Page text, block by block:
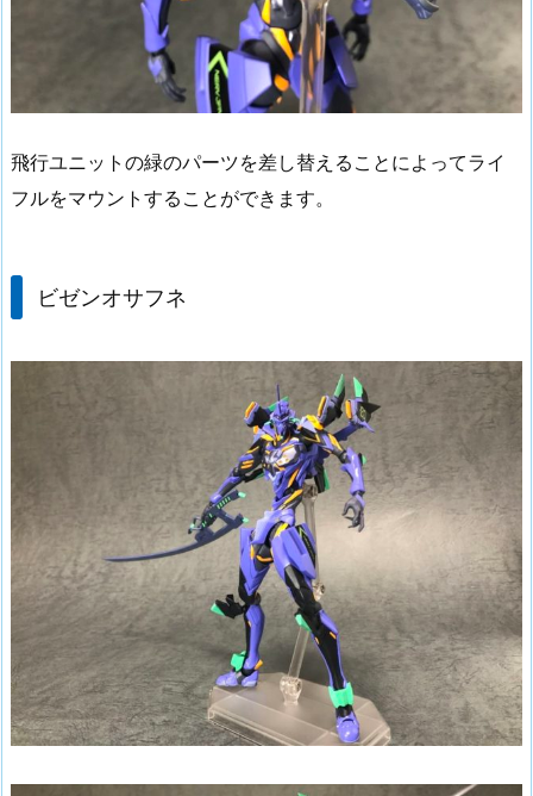
飛行ユニットの緑のパーツを差し替えることによってライ
フルをマウントすることができます。
ビゼンオサフネ